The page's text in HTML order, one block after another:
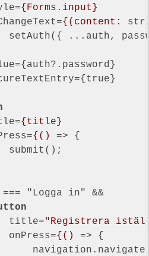
={Forms.input}
={(content:
setAuth({ ...auth,
={title}
={() => {
submit();
"Logga in" &&
title="Registrera
onPress={() => {